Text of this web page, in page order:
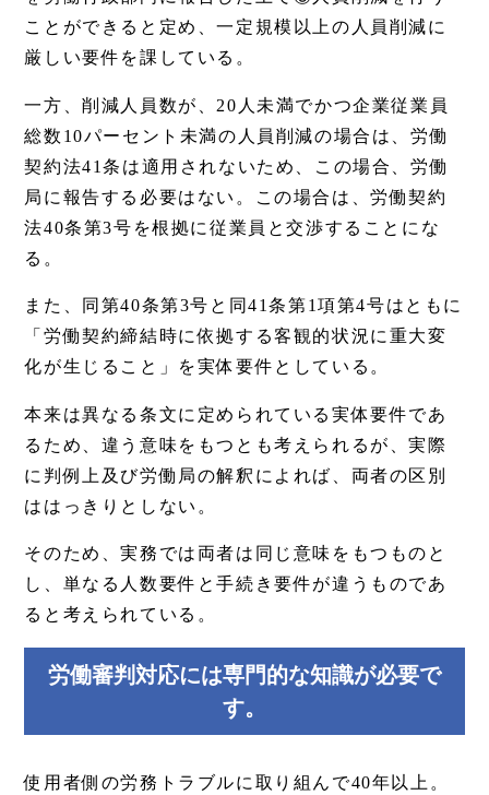
ことができると定め、一定規模以上の人員削減に
厳しい要件を課している。
一方、削減人員数が、20人未満でかつ企業従業員
総数10パーセント未満の人員削減の場合は、労働
契約法41条は適用されないため、この場合、労働
局に報告する必要はない。この場合は、労働契約
法40条第3号を根拠に従業員と交渉することにな
る。
また、同第40条第3号と同41条第1項第4号はともに
「労働契約締結時に依拠する客観的状況に重大変
化が生じること」を実体要件としている。
本来は異なる条文に定められている実体要件であ
るため、違う意味をもつとも考えられるが、実際
に判例上及び労働局の解釈によれば、両者の区別
ははっきりとしない。
そのため、実務では両者は同じ意味をもつものと
し、単なる人数要件と手続き要件が違うものであ
ると考えられている。
労働審判対応には専門的な知識が必要で
す。
使用者側の労務トラブルに取り組んで40年以上。